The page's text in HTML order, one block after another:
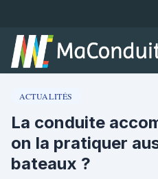
ACTUALITÉS
La conduite
on la pratiquer
bateaux ?